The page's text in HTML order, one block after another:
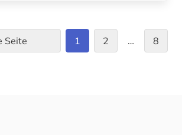
verfilmung (1)
Seite 1 2 … 8